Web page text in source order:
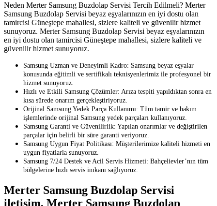
Neden Merter Samsung Buzdolap Servisi Tercih Edilmeli? Merter
Samsung Buzdolap Servisi beyaz eşyalarınızın en iyi dostu olan
tamircisi Güneştepe mahallesi, sizlere kaliteli ve güvenilir hizmet
sunuyoruz. Merter Samsung Buzdolap Servisi beyaz eşyalarınızın
en iyi dostu olan tamircisi Güneştepe mahallesi, sizlere kaliteli ve
güvenilir hizmet sunuyoruz.
Samsung Uzman ve Deneyimli Kadro: Samsung beyaz eşyalar
konusunda eğitimli ve sertifikalı teknisyenlerimiz ile profesyonel bir
hizmet sunuyoruz.
Hızlı ve Etkili Samsung Çözümler: Arıza tespiti yapıldıktan sonra en
kısa sürede onarım gerçekleştiriyoruz.
Orijinal Samsung Yedek Parça Kullanımı: Tüm tamir ve bakım
işlemlerinde orijinal Samsung yedek parçaları kullanıyoruz.
Samsung Garanti ve Güvenilirlik: Yapılan onarımlar ve değiştirilen
parçalar için belirli bir süre garanti veriyoruz.
Samsung Uygun Fiyat Politikası: Müşterilerimize kaliteli hizmeti en
uygun fiyatlarla sunuyoruz.
Samsung 7/24 Destek ve Acil Servis Hizmeti: Bahçelievler’nın tüm
bölgelerine hızlı servis imkanı sağlıyoruz.
Merter Samsung Buzdolap Servisi
iletişim, Merter Samsung Buzdolap